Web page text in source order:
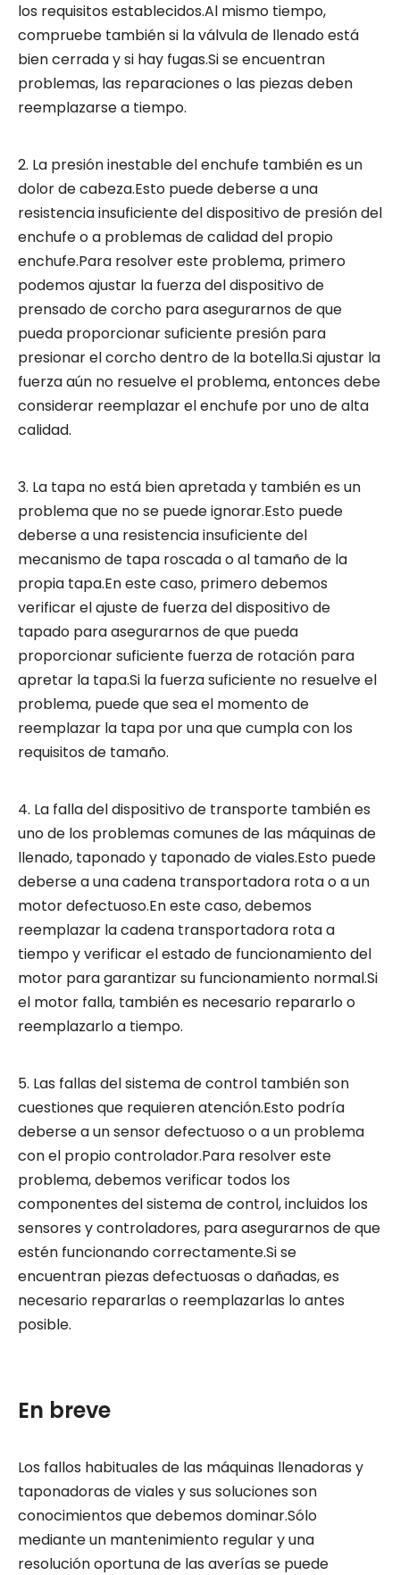
los requisitos establecidos.Al mismo tiempo,
compruebe también si la válvula de llenado está
bien cerrada y si hay fugas.Si se encuentran
problemas, las reparaciones o las piezas deben
reemplazarse a tiempo.
2. La presión inestable del enchufe también es un
dolor de cabeza.Esto puede deberse a una
resistencia insuficiente del dispositivo de presión del
enchufe o a problemas de calidad del propio
enchufe.Para resolver este problema, primero
podemos ajustar la fuerza del dispositivo de
prensado de corcho para asegurarnos de que
pueda proporcionar suficiente presión para
presionar el corcho dentro de la botella.Si ajustar la
fuerza aún no resuelve el problema, entonces debe
considerar reemplazar el enchufe por uno de alta
calidad.
3. La tapa no está bien apretada y también es un
problema que no se puede ignorar.Esto puede
deberse a una resistencia insuficiente del
mecanismo de tapa roscada o al tamaño de la
propia tapa.En este caso, primero debemos
verificar el ajuste de fuerza del dispositivo de
tapado para asegurarnos de que pueda
proporcionar suficiente fuerza de rotación para
apretar la tapa.Si la fuerza suficiente no resuelve el
problema, puede que sea el momento de
reemplazar la tapa por una que cumpla con los
requisitos de tamaño.
4. La falla del dispositivo de transporte también es
uno de los problemas comunes de las máquinas de
llenado, taponado y taponado de viales.Esto puede
deberse a una cadena transportadora rota o a un
motor defectuoso.En este caso, debemos
reemplazar la cadena transportadora rota a
tiempo y verificar el estado de funcionamiento del
motor para garantizar su funcionamiento normal.Si
el motor falla, también es necesario repararlo o
reemplazarlo a tiempo.
5. Las fallas del sistema de control también son
cuestiones que requieren atención.Esto podría
deberse a un sensor defectuoso o a un problema
con el propio controlador.Para resolver este
problema, debemos verificar todos los
componentes del sistema de control, incluidos los
sensores y controladores, para asegurarnos de que
estén funcionando correctamente.Si se
encuentran piezas defectuosas o dañadas, es
necesario repararlas o reemplazarlas lo antes
posible.
En breve
Los fallos habituales de las máquinas llenadoras y
taponadoras de viales y sus soluciones son
conocimientos que debemos dominar.Sólo
mediante un mantenimiento regular y una
resolución oportuna de las averías se puede